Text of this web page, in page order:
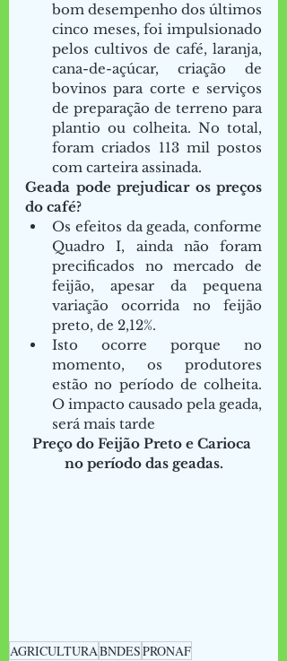
bom desempenho dos últimos
cinco meses, foi impulsionado
pelos cultivos de café, laranja,
cana-de-açúcar, criação de
bovinos para corte e serviços
de preparação de terreno para
plantio ou colheita. No total,
foram criados 113 mil postos
com carteira assinada.
Geada pode prejudicar os preços
do café?
Os efeitos da geada, conforme
Quadro I, ainda não foram
precificados no mercado de
feijão, apesar da pequena
variação ocorrida no feijão
preto, de 2,12%.
Isto ocorre porque no
momento, os produtores
estão no período de colheita.
O impacto causado pela geada,
será mais tarde
Preço do Feijão Preto e Carioca
no período das geadas.
AGRICULTURABNDESPRONAF